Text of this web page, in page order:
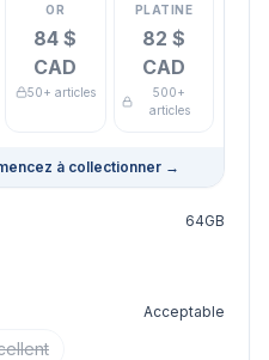
OR
84 $
CAD
50+ articles
PLATINE
82 $
CAD
500+
articles
à collectionner →
64GB
Acceptable